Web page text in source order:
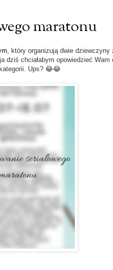
maratonu
, który organizują dwie dziewczyny
dziś chciałabym opowiedzieć Wam
Ups? 😂😂